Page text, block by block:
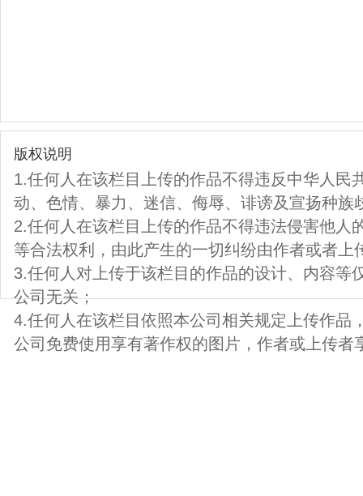
版权说明
1.任何人在该栏目上传的作品不得违反中华人民
动、色情、暴力、迷信、侮辱、诽谤及宣扬种族
2.任何人在该栏目上传的作品不得违法侵害他人
等合法权利，由此产生的一切纠纷由作者或者上
3.任何人对上传于该栏目的作品的设计、内容等
公司无关；
4.任何人在该栏目依照本公司相关规定上传作品
公司免费使用享有著作权的图片，作者或上传者